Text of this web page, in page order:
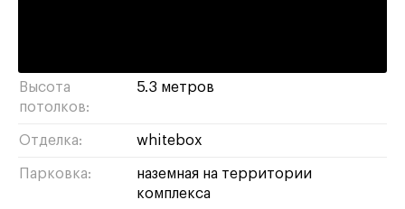
Высота
потолков:
5.3 метров
Отделка: whitebox
Парковка:
наземная на территории
комплекса